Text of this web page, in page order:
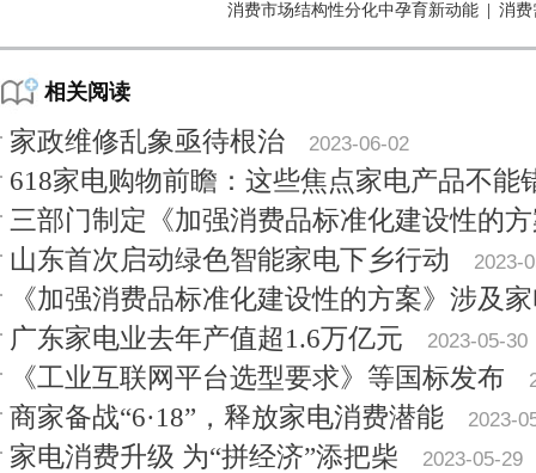
消费市场结构性分化中孕育新动能
消费
相关阅读
家政维修乱象亟待根治 2023-06-02
618家电购物前瞻：这些焦点家电产品不能
三部门制定《加强消费品标准化建设性的
山东首次启动绿色智能家电下乡行动
2023-
《加强消费品标准化建设性的方案》涉及
广东家电业去年产值超1.6万亿元
2023-05-30
《工业互联网平台选型要求》等国标发布
商家备战“6·18”，释放家电消费潜能 2023-
家电消费升级 为“拼经济”添把柴 2023-05-29